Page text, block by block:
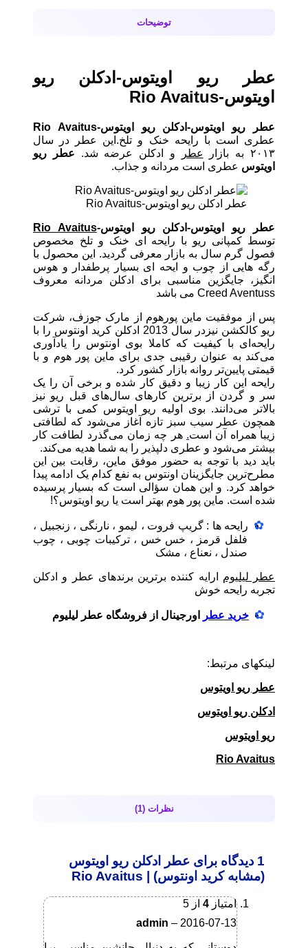
توضیحات
عطر ریو اویتوس-ادکلن ریو
اویتوس-Rio Avaitus
عطر ریو اویتوس-ادکلن ریو اویتوس-Rio Avaitus
عطری است با رایحه خنک و تلخ.این عطر در سال
۲۰۱۳ به بازار
عطر و ادکلن عرضه شد. عطر ریو
اویتوس عطری است مردانه و جذاب.
عطر ادکلن ریو اویتوس-Rio Avaitus
عطر ریو اویتوس-ادکلن ریو اویتوس-Rio Avaitus
توسط کمپانی ریو با رایحه ای خنک و تلخ مخصوص
فصول گرم سال به بازار معرفی گردید. این محصول با
رگه هایی از چوب و ایحه ای بسیار پرطفدار و هوس
انگیز، جایگزین مناسبی برای ادکلن مردانه معروف
Creed Aventuss می باشد
پس از موفقیت ماین پورهوم از مارک جوزف، شرکت
ریو کالکشن نیزدر سال 2013 ادکلن کرید اونتوس را با
رایحه‌ای با کیفیت که کاملا بوی اونتوس را یادآوری
می‌کند به عنوان رقیبی جدی برای ماین پور هوم و با
قیمتی پایین‌تر روانه بازار کشور کرد.
رایحه این کار زیبا و دقیق کار شده و برخی آن را یک
سر و گردن از برترین کارهای سال‌های قبل ریو نیز
بالاتر می‌دانند. بوی اولیه ریو اویتوس کمی با ترشی
همچون عطر سیب سبز تازه آغاز می‌شود که لطافتی
زیبا همراه آن است. هر چه زمان می‌گذرد لطافت کار
بیشتر می‌شود و عطری دلپذیر را به شما هدیه می‌کند.
باید دید با توجه به حضور موفق ماین، رقابت بین این
مطرح‌ترین جایگزینان اونتوس به نفع کدام یک ادامه پیدا
خواهد کرد. و این همان سؤالی است که بسیار پرسیده
شده است. ماین پور هوم بهتر است یا ریو اویتوس؟!
رایحه ها : گریپ فروت ، لیمو ، نارنگی ، زنجبیل ،
فلفل قرمز ، خس خس ، ترکیبات چوبی ، چوب
صندل ، نعناع ، مشک
عطر لیلیوم ارایه کننده برترین برندهای عطر و ادکلن
تجربه رایحه خوش
خرید عطر اورجینال از فروشگاه عطر لیلیوم
لینکهای مرتبط:
عطر ریو اویتوس
ادکلن ریو اویتوس
ریو اویتوس
Rio Avaitus
نظرات (1)
1 دیدگاه برای
عطر ادکلن ریو اویتوس
(مشابه کرید اونتوس) | Rio Avaitus
امتیاز 4 از 5
admin – 2016-07-13